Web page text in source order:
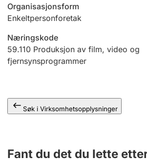
Ektepaktveileder
Offentlig sektor
Organisasjonsform
Enkeltpersonforetak
Næringskode
59.110 Produksjon av film, video og
fjernsynsprogrammer
Søk i Virksomhetsopplysninger
Fant du det du lette